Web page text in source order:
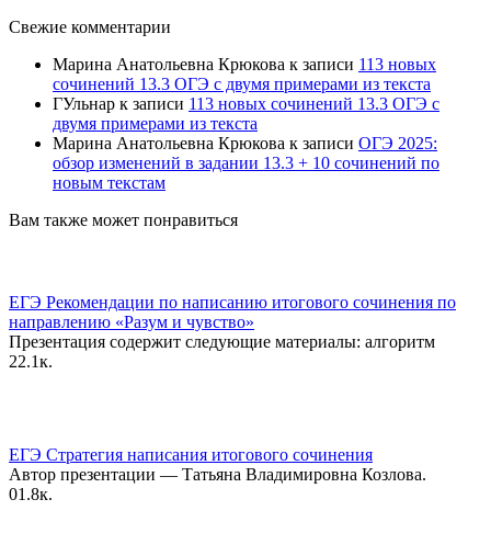
Свежие комментарии
Марина Анатольевна Крюкова к записи 113 новых
сочинений 13.3 ОГЭ с двумя примерами из текста
ГУльнар к записи 113 новых сочинений 13.3 ОГЭ с
двумя примерами из текста
Марина Анатольевна Крюкова к записи ОГЭ 2025:
обзор изменений в задании 13.3 + 10 сочинений по
новым текстам
Вам также может понравиться
ЕГЭ Рекомендации по написанию итогового сочинения по
направлению «Разум и чувство»
Презентация содержит следующие материалы: алгоритм
22.1к.
ЕГЭ Стратегия написания итогового сочинения
Автор презентации — Татьяна Владимировна Козлова.
01.8к.